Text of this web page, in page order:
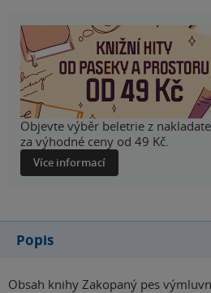
Objevte výběr beletrie z
za výhodné ceny od 49 Kč.
Více informací
Popis
Obsah knihy Zakopaný pes